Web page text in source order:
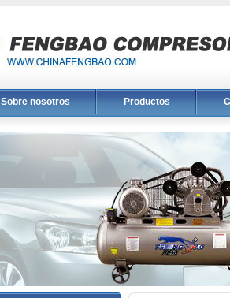
Sobre nosotros Productos